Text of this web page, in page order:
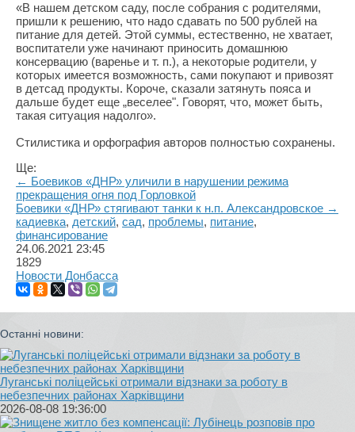
«В нашем детском саду, после собрания с родителями,
пришли к решению, что надо сдавать по 500 рублей на
питание для детей. Этой суммы, естественно, не хватает,
воспитатели уже начинают приносить домашнюю
консервацию (варенье и т. п.), а некоторые родители, у
которых имеется возможность, сами покупают и привозят
в детсад продукты. Короче, сказали затянуть пояса и
дальше будет еще „веселее". Говорят, что, может быть,
такая ситуация надолго».
Стилистика и орфография авторов полностью сохранены.
Ще:
← Боевиков «ДНР» уличили в нарушении режима
прекращения огня под Горловкой
Боевики «ДНР» стягивают танки к н.п. Александровское →
кадиевка, детский, сад, проблемы, питание,
финансирование
24.06.2021 23:45
1829
Новости Донбасса
Останні новини:
Луганські поліцейські отримали відзнаки за роботу в
небезпечних районах Харківщини
2026-08-08 19:36:00